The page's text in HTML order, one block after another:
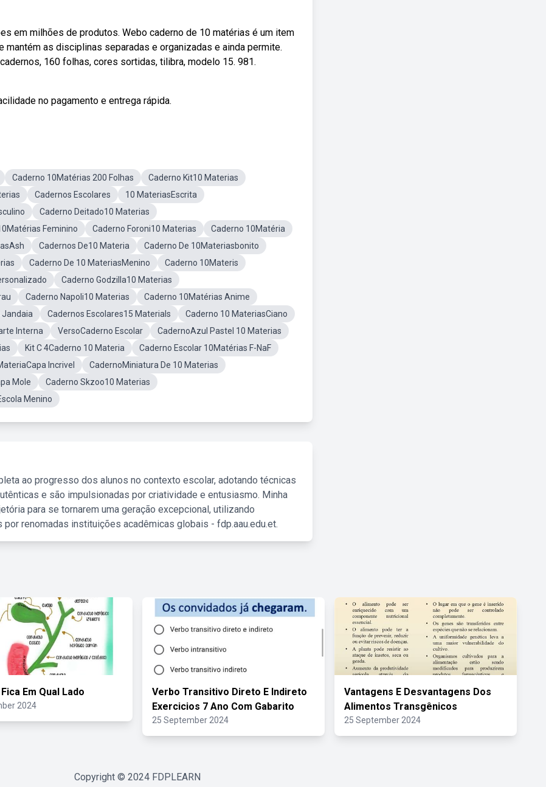
em milhões de produtos. Webo caderno de 10 matérias é um item
as disciplinas separadas e organizadas e ainda permite.
160 folhas, cores sortidas, tilibra, modelo 15. 981.
no pagamento e entrega rápida.
Caderno 10Matérias 200 Folhas
Caderno Kit10 Materias
Cadernos Escolares
10 MateriasEscrita
Caderno Deitado10 Materias
Feminino Caderno Foroni10 Materias
Caderno 10Matéria
Cadernos De10 Materia
Caderno De 10Materiasbonito
Caderno De 10 MateriasMenino
Caderno 10Materis
Caderno Godzilla10 Materias
Caderno Napoli10 Materias
Caderno 10Matérias Anime
Jandaia Cadernos Escolares15 Materials
Caderno 10 MateriasCiano
Interna VersoCaderno Escolar
CadernoAzul Pastel 10 Materias
Kit C 4Caderno 10 Materia
Caderno Escolar 10Matérias F-NaF
Incrivel
CadernoMiniatura De 10 Materias
Mole
Caderno Skzoo10 Materias
Menino
ao progresso dos alunos no contexto escolar, adotando técnicas
e são impulsionadas por criatividade e entusiasmo. Minha
para se tornarem uma geração excepcional, utilizando
renomadas instituições acadêmicas globais - fdp.aau.edu.et.
Em Qual Lado
2024
Verbo Transitivo Direto E Indireto
Exercicios 7 Ano Com Gabarito
25 September 2024
Vantagens E Desvantagens Dos
Alimentos Transgênicos
25 September 2024
Copyright © 2024 FDPLEARN